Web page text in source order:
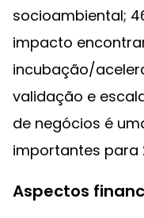
socioambiental;
impacto
incubação/
validação e
de negócios é
importantes para
Aspectos